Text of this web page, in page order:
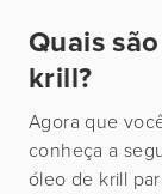
Quais
krill?
Agora que
conheça a
óleo de krill